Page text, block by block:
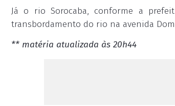
Já o rio Sorocaba, conforme a
transbordamento do rio na avenida
** matéria atualizada às 20h44